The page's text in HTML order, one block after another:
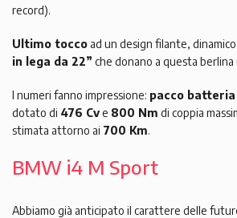
record).
Ultimo tocco ad un design filante,
in lega da 22” che donano a questa
I numeri fanno impressione: pacco batteria
dotato di 476 Cve 800 Nm di coppia
stimata attorno ai 700 Km.
BMW i4 M Sport
Abbiamo già anticipato il carattere delle